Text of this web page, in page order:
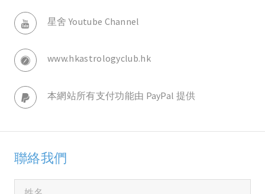
星舍 Youtube Channel
www.hkastrologyclub.hk
本網站所有支付功能由 PayPal 提供
聯絡我們